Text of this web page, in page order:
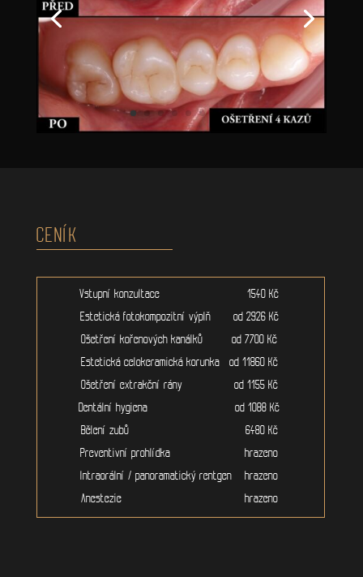
CENÍK
Vstupní konzultace 1540 Kč
Estetická fotokompozitní výplň od 2926 Kč
Ošetření kořenových kanálků od 7700 Kč
Estetická celokeramická korunka od 11860 Kč
Ošetření extrakční rány od 1155 Kč
Dentální hygiena od 1088 Kč
Bělení zubů 6480 Kč
Preventivní prohlídka hrazeno
Intraorální / panoramatický rentgen hrazeno
Anestezie hrazeno